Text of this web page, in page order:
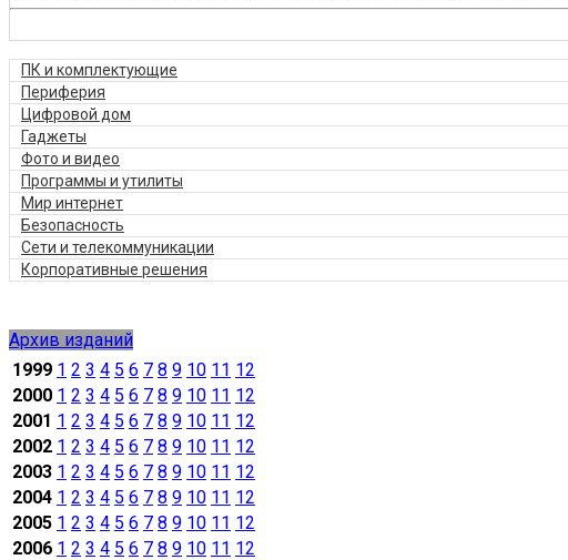
ПК и комплектующие
Периферия
Цифровой дом
Гаджеты
Фото и видео
Программы и утилиты
Мир интернет
Безопасность
Сети и телекоммуникации
Корпоративные решения
Архив изданий
1999 1 2 3 4 5 6 7 8 9 10 11 12
2000 1 2 3 4 5 6 7 8 9 10 11 12
2001 1 2 3 4 5 6 7 8 9 10 11 12
2002 1 2 3 4 5 6 7 8 9 10 11 12
2003 1 2 3 4 5 6 7 8 9 10 11 12
2004 1 2 3 4 5 6 7 8 9 10 11 12
2005 1 2 3 4 5 6 7 8 9 10 11 12
2006 1 2 3 4 5 6 7 8 9 10 11 12